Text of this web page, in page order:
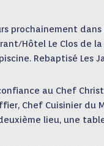
prochainement
Hôtel Le Clos de la
Rebaptisé Les
au Chef
Chef Cuisinier du
lieu, une